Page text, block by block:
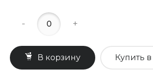
- +
В корзину Купить в